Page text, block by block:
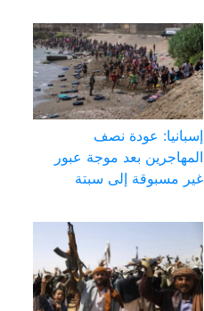
إسبانيا: عودة نصف
المهاجرين بعد موجة عبور
غير مسبوقة إلى سبتة